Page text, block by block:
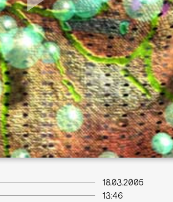
18.03.2005
13:46